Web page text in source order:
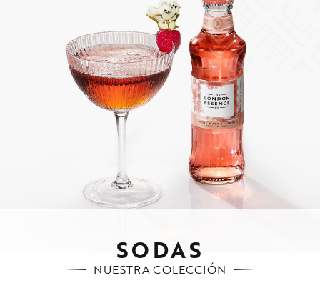
SODAS
NUESTRA COLECCIÓN